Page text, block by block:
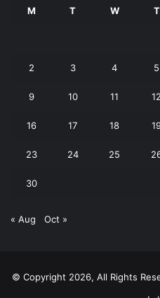
M T W T
2 3 4 5
9 10 11 12
16 17 18
23 24 25
30
« Aug Oct »
© Copyright 2026, All Rights